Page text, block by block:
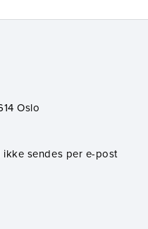
Oslo
ikke sendes per e-post